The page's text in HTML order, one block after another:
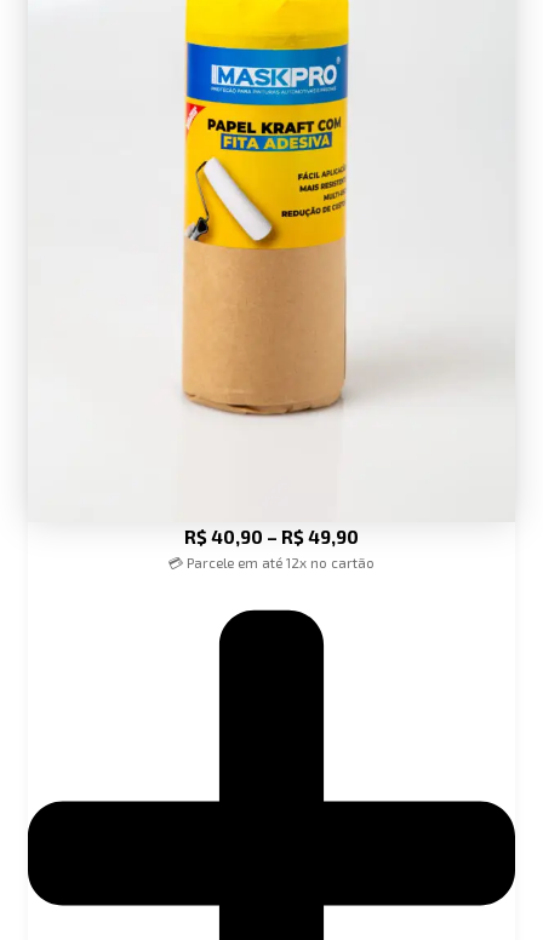
R$40,90 – R$49,90
💳 Parcele em até 12x no cartão